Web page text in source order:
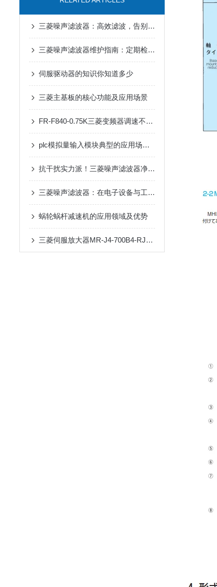
三菱噪声滤波器：高效滤波，告别工业电磁干扰
三菱噪声滤波器维护指南：定期检查、清洁与延长使用寿命的关键技巧
伺服驱动器的知识你知道多少
三菱主基板的核心功能及应用场景
FR-F840-0.75K三菱变频器调速不稳？90%是这几个参数没设对
plc模拟量输入模块典型的应用场景介绍
抗干扰实力派！三菱噪声滤波器净化电路环境
三菱噪声滤波器：在电子设备与工业自动化中实现电磁兼容性提升的关键工具
蜗轮蜗杆减速机的应用领域及优势
三菱伺服放大器MR-J4-700B4-RJ：高性能驱动的智慧选择